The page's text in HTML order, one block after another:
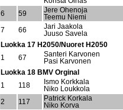
6
59
Jere Ohenoja
Teemu Niemi
7
66
Jari Jaakola
Juuso Savela
Luokka 17 H2050/Nuoret H2050
1
67
Santeri Karvonen
Pasi Karvonen
Luokka 18 BMV Orginal
1
118
Ismo Korkkala
Niko Loukkola
2
117
Patrick Korkala
Niko Korva